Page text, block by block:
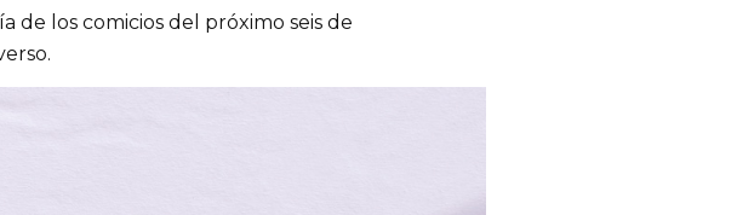
de los comicios del próximo seis de